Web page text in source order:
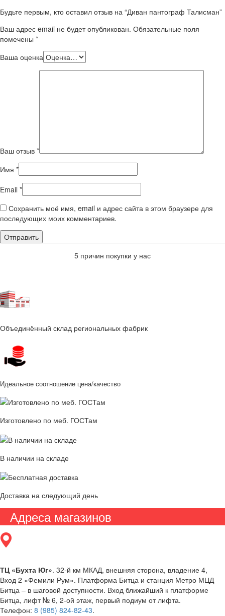
Будьте первым, кто оставил отзыв на “Диван пантограф Талисман”
Ваш адрес email не будет опубликован. Обязательные поля
помечены *
Ваша оценка
Ваш отзыв *
Имя *
Email *
Сохранить моё имя, email и адрес сайта в этом браузере для
последующих моих комментариев.
5 причин покупки у нас
Объединённый склад региональных фабрик
Идеальное соотношение цена/качество
Изготовлено по меб. ГОСТам
В наличии на складе
Доставка на следующий день
Адреса магазинов
ТЦ «Бухта Юг». 32-й км МКАД, внешняя сторона, владение 4,
Вход 2 «Фемили Рум». Платформа Битца и станция Метро МЦД
Битца – в шаговой доступности. Вход ближайший к платформе
Битца, лифт № 6, 2-ой этаж, первый подиум от лифта.
Телефон: 8 (985) 824-82-43.